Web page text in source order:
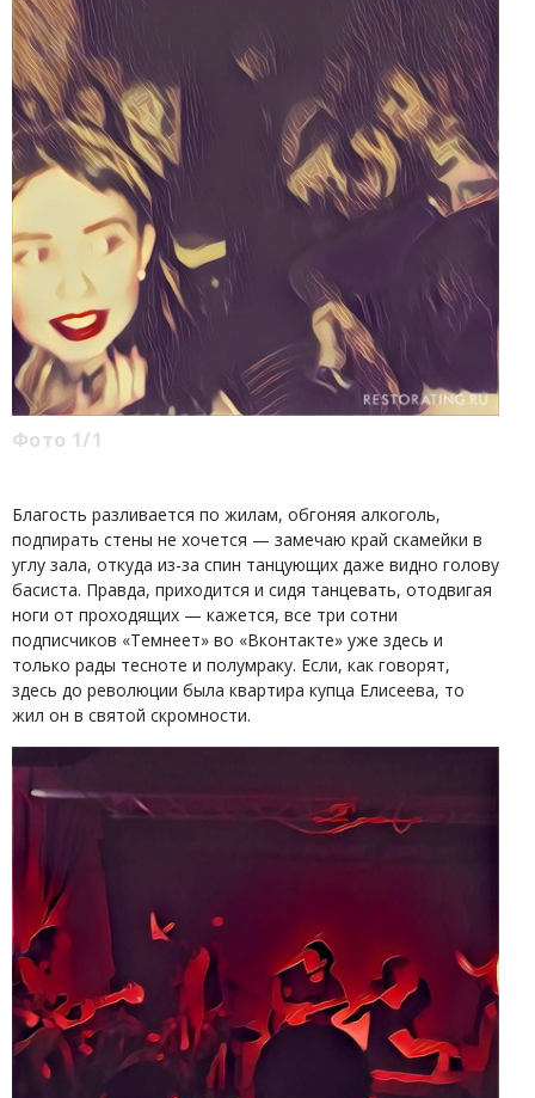
Фото 1/1
Благость разливается по жилам, обгоняя алкоголь,
подпирать стены не хочется — замечаю край скамейки в
углу зала, откуда из-за спин танцующих даже видно голову
басиста. Правда, приходится и сидя танцевать, отодвигая
ноги от проходящих — кажется, все три сотни
подписчиков «Темнеет» во «Вконтакте» уже здесь и
только рады тесноте и полумраку. Если, как говорят,
здесь до революции была квартира купца Елисеева, то
жил он в святой скромности.